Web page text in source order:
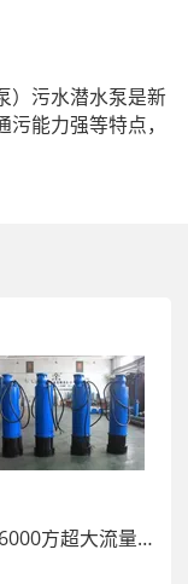
）污水潜水泵是新
能力强等特点，
，并  WQ泵。具
）是带Will功能新
卧式排污泵）适
上改型的长轴液下
水排污泵相比具有
有安装使用方
每小时6000方超大流量污水泵，WQ潜水排污泵价格及参数